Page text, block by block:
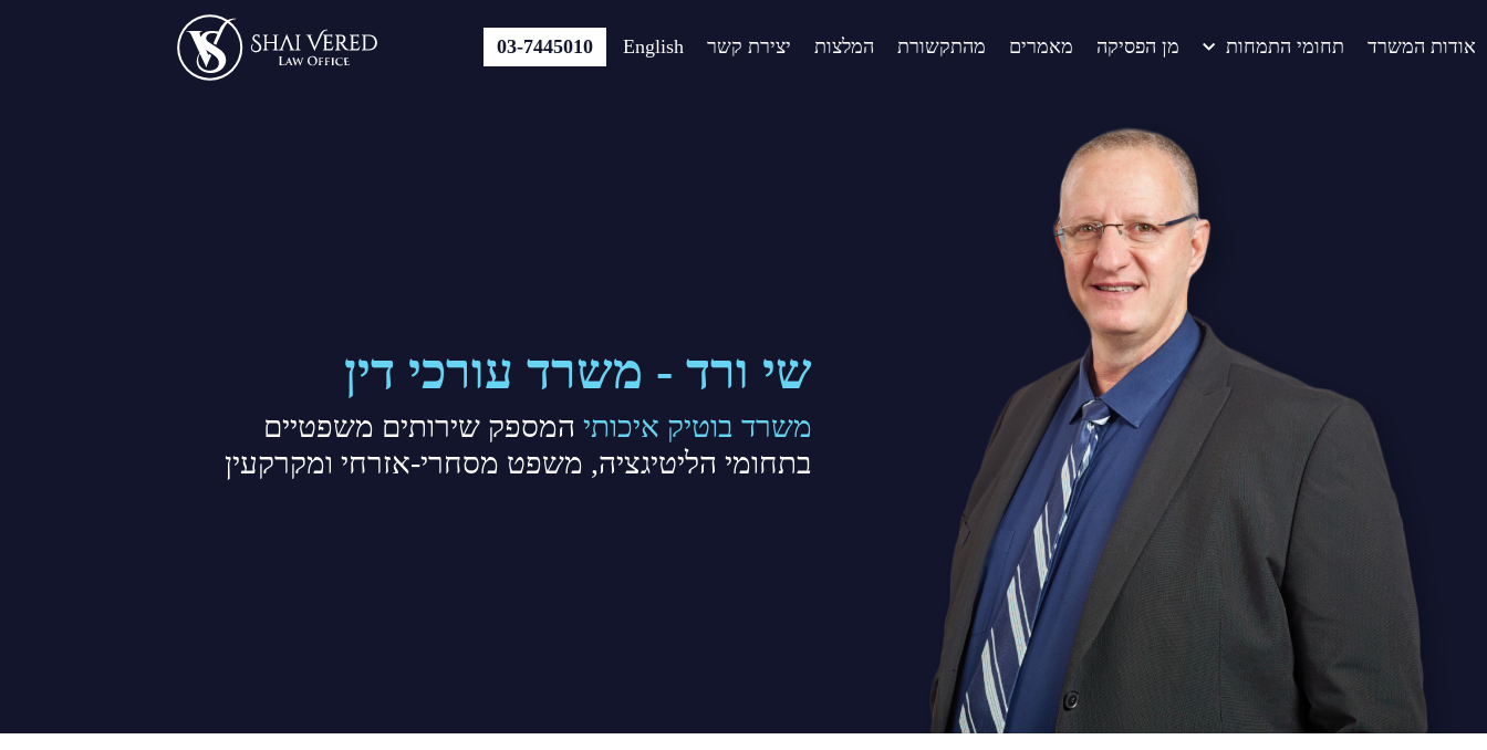
אודות המשרד תחומי התמחות מן הפסיקה מאמרים מהתקשורת המלצות יצירת קשר English
03-7445010
שי ורד - משרד עורכי דין
משרד בוטיק איכותי המספק שירותים משפטיים
בתחומי הליטיגציה, משפט מסחרי-אזרחי ומקרקעין